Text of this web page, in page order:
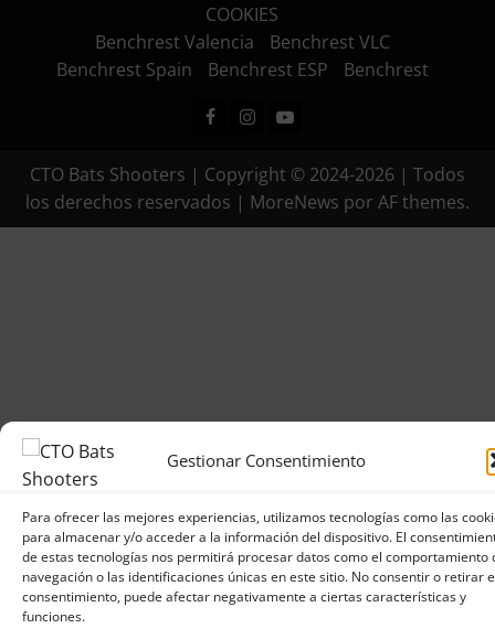
Gestionar Consentimiento
Para ofrecer las mejores experiencias, utilizamos tecnologías como las
para almacenar y/o acceder a la información del dispositivo. El
de estas tecnologías nos permitirá procesar datos como el comportamiento
navegación o las identificaciones únicas en este sitio. No consentir o retirar
consentimiento, puede afectar negativamente a ciertas características y
funciones.
COOKIES
Benchrest Valencia
Benchrest VLC
Benchrest Spain
Benchrest ESP Benchrest
Facebook
Instagram
Youtube
CTO Bats Shooters | Copyright © 2024-2026 | Todos
los derechos reservados | MoreNews por AF themes.